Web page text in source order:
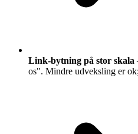
Link-bytning på stor skala
os". Mindre udveksling er